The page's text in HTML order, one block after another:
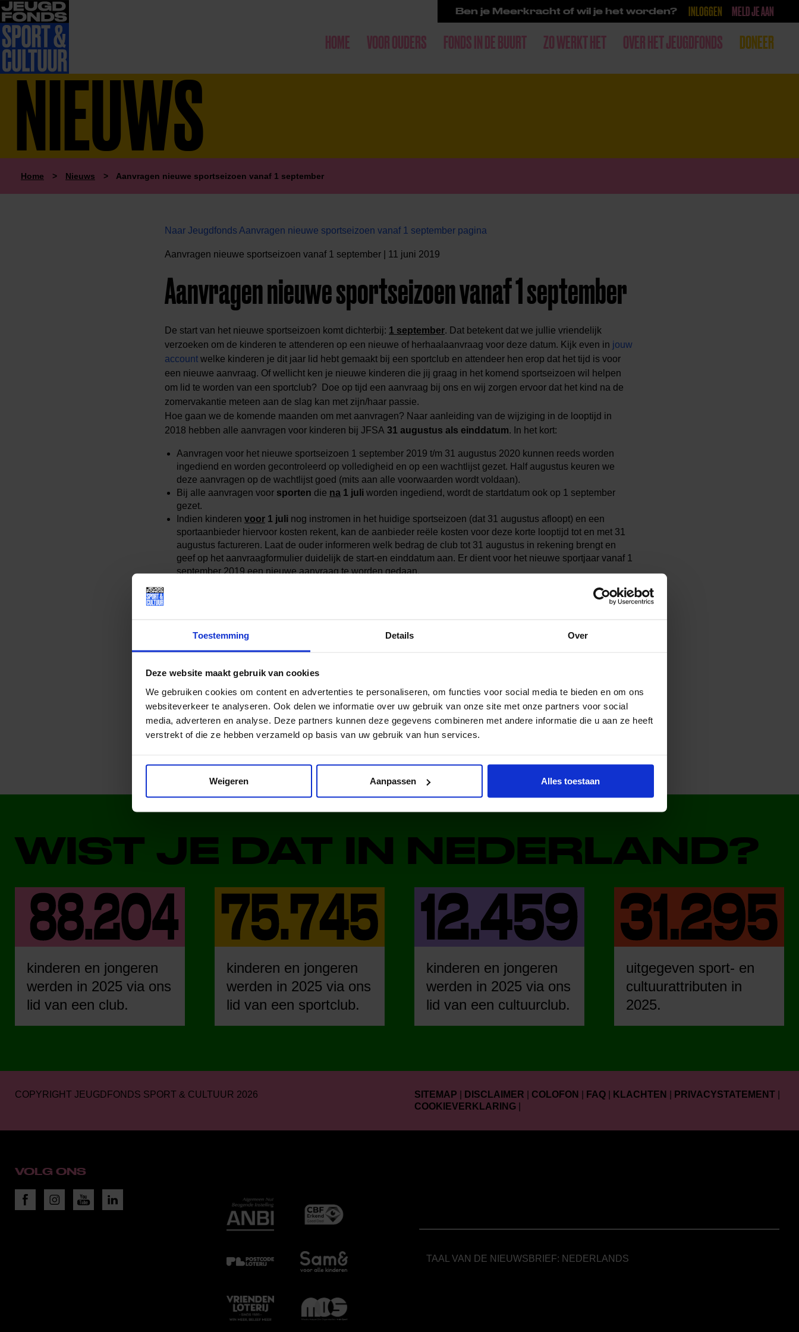
Toestemming Details Over
Deze website maakt gebruik van cookies
We gebruiken cookies om content en advertenties te personaliseren, om functies voor social media te bieden en om ons
websiteverkeer te analyseren. Ook delen we informatie over uw gebruik van onze site met onze partners voor social
media, adverteren en analyse. Deze partners kunnen deze gegevens combineren met andere informatie die u aan ze heeft
verstrekt of die ze hebben verzameld op basis van uw gebruik van hun services.
Weigeren Aanpassen Alles toestaan
Ben je Meerkracht of wil je het worden? INLOGGEN MELD JE AAN
HOME VOOR OUDERS FONDS IN DE BUURT ZO WERKT HET OVER HET JEUGDFONDS DONEER
NIEUWS
Home > Nieuws > Aanvragen nieuwe sportseizoen vanaf 1 september
Naar Jeugdfonds Aanvragen nieuwe sportseizoen vanaf 1 september pagina
Aanvragen nieuwe sportseizoen vanaf 1 september | 11 juni 2019
Aanvragen nieuwe sportseizoen vanaf 1 september
De start van het nieuwe sportseizoen komt dichterbij: 1 september. Dat betekent dat we jullie vriendelijk
verzoeken om de kinderen te attenderen op een nieuwe of herhaalaanvraag voor deze datum. Kijk even in jouw
account welke kinderen je dit jaar lid hebt gemaakt bij een sportclub en attendeer hen erop dat het tijd is voor
een nieuwe aanvraag. Of wellicht ken je nieuwe kinderen die jij graag in het komend sportseizoen wil helpen
om lid te worden van een sportclub? Doe op tijd een aanvraag bij ons en wij zorgen ervoor dat het kind na de
zomervakantie meteen aan de slag kan met zijn/haar passie.
Hoe gaan we de komende maanden om met aanvragen? Naar aanleiding van de wijziging in de looptijd in
2018 hebben alle aanvragen voor kinderen bij JFSA 31 augustus als einddatum. In het kort:
Aanvragen voor het nieuwe sportseizoen 1 september 2019 t/m 31 augustus 2020 kunnen reeds worden
ingediend en worden gecontroleerd op volledigheid en op een wachtlijst gezet. Half augustus keuren we
deze aanvragen op de wachtlijst goed (mits aan alle voorwaarden wordt voldaan).
Bij alle aanvragen voor sporten die na 1 juli worden ingediend, wordt de startdatum ook op 1 september
gezet.
Indien kinderen voor 1 juli nog instromen in het huidige sportseizoen (dat 31 augustus afloopt) en een
sportaanbieder hiervoor kosten rekent, kan de aanbieder reële kosten voor deze korte looptijd tot en met 31
augustus factureren. Laat de ouder informeren welk bedrag de club tot 31 augustus in rekening brengt en
geef op het aanvraagformulier duidelijk de start-en einddatum aan. Er dient voor het nieuwe sportjaar vanaf 1
september 2019 een nieuwe aanvraag te worden gedaan.
Lees meer nieuws
Deel dit bericht op social media!
WIST JE DAT IN NEDERLAND?
kinderen en jongeren
werden in 2025 via ons
lid van een club.
kinderen en jongeren
werden in 2025 via ons
lid van een sportclub.
kinderen en jongeren
werden in 2025 via ons
lid van een cultuurclub.
uitgegeven sport- en
cultuurattributen in
2025.
COPYRIGHT JEUGDFONDS SPORT & CULTUUR 2026 SITEMAP DISCLAIMER COLOFON FAQ KLACHTEN PRIVACYSTATEMENT
COOKIEVERKLARING
VOLG ONS
TAAL VAN DE NIEUWSBRIEF: NEDERLANDS